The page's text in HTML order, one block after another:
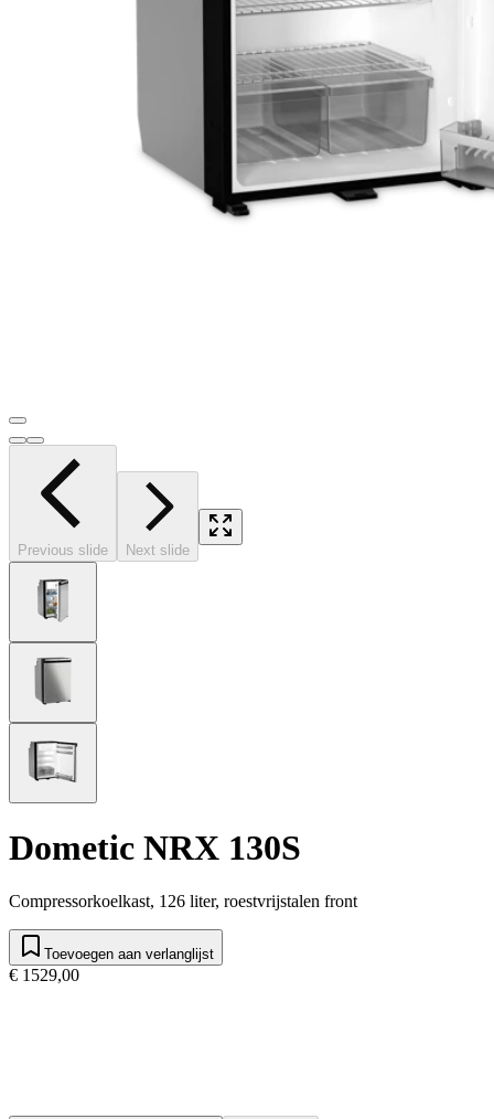
Previous slide Next slide
Dometic NRX 130S
Compressorkoelkast, 126 liter, roestvrijstalen front
Toevoegen aan verlanglijst
€ 1529,00